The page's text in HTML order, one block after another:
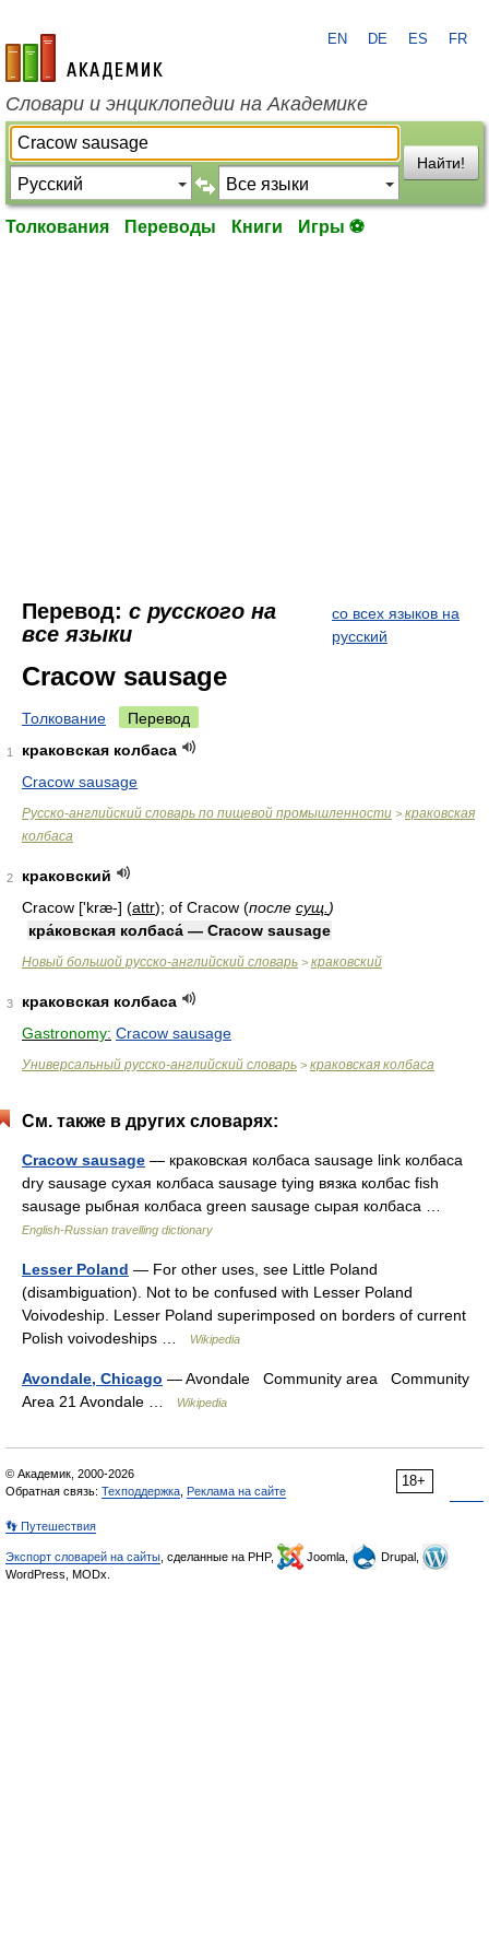
academic.ru
EN DE ES FR
Словари и энциклопедии на Академике
Найти!
Толкования Переводы Книги Игры ⚽
Перевод: с русского на
все языки
со всех языков на
русский
Cracow sausage
Толкование Перевод
1
краковская колбаса
Cracow sausage
Русско-английский словарь по пищевой промышленности > краковская
колбаса
2
краковский
Cracow ['kræ-] (attr); of Cracow (после сущ. )
кра́ковская колбаса́ — Cracow sausage
Новый большой русско-английский словарь > краковский
3
краковская колбаса
Gastronomy: Cracow sausage
Универсальный русско-английский словарь > краковская колбаса
См. также в других словарях:
Cracow sausage — краковская колбаса sausage link колбаса
dry sausage сухая колбаса sausage tying вязка колбас fish
sausage рыбная колбаса green sausage сырая колбаса …
English-Russian travelling dictionary
Lesser Poland — For other uses, see Little Poland
(disambiguation). Not to be confused with Lesser Poland
Voivodeship. Lesser Poland superimposed on borders of current
Polish voivodeships …
Wikipedia
Avondale, Chicago — Avondale Community area Community
Area 21 Avondale …
Wikipedia
18+
© Академик, 2000-2026
Обратная связь: Техподдержка Реклама на сайте
👣 Путешествия
Экспорт словарей на сайты , сделанные на PHP, Joomla,
Drupal,
WordPress, MODx.